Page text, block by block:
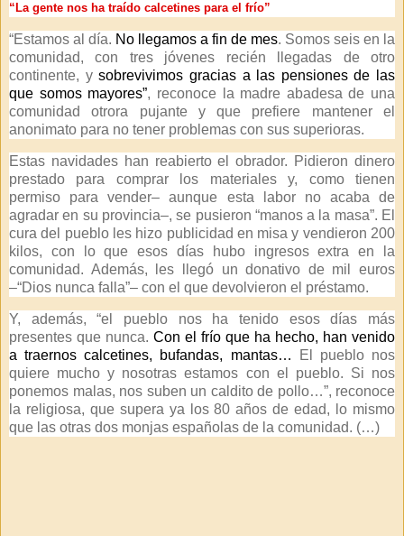
“La gente nos ha traído calcetines para el frío”
“Estamos al día. No llegamos a fin de mes. Somos seis en la
comunidad, con tres jóvenes recién llegadas de otro
continente, ysobrevivimos gracias a las pensiones de las
que somos mayores”, reconoce la madre abadesa de una
comunidad otrora pujante y que prefiere mantener el
anonimato para no tener problemas con sus superioras.
Estas navidades han reabierto el obrador. Pidieron dinero
prestado para comprar los materiales y, como tienen
permiso para vender– aunque esta labor no acaba de
agradar en su provincia–, se pusieron “manos a la masa”. El
cura del pueblo les hizo publicidad en misa y vendieron 200
kilos, con lo que esos días hubo ingresos extra en la
comunidad. Además, les llegó un donativo de mil euros
–“Dios nunca falla”– con el que devolvieron el préstamo.
Y, además, “el pueblo nos ha tenido esos días más
presentes que nunca. Con el frío que ha hecho, han venido
a traernos calcetines, bufandas, mantas… El pueblo nos
quiere mucho y nosotras estamos con el pueblo. Si nos
ponemos malas, nos suben un caldito de pollo…”, reconoce
la religiosa, que supera ya los 80 años de edad, lo mismo
que las otras dos monjas españolas de la comunidad. (…)